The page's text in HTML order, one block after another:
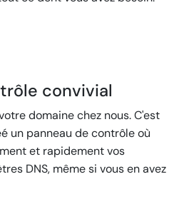
convivial
domaine chez nous. C'est
un panneau de contrôle où
et rapidement vos
DNS, même si vous en avez